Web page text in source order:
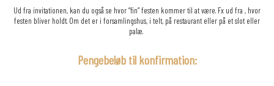
Ud fra invitationen, kan du også se hvor “fin” festen kommer til at være. Fx ud fra , hvor
festen bliver holdt. Om det er i forsamlingshus, i telt, på restaurant eller på et slot eller
palæ.
Pengebeløb til konfirmation: